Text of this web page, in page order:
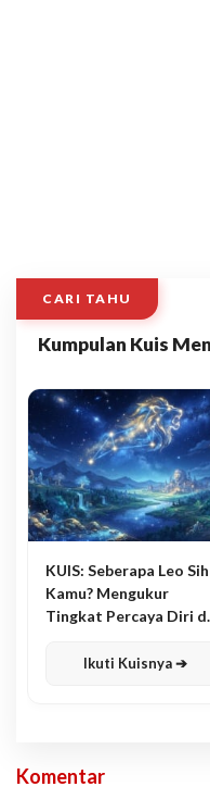
CARI TAHU
Kumpulan Kuis
KUIS: Seberapa Leo Sih
Kamu? Mengukur
Tingkat Percaya Diri
Ikuti Kuisnya ➔
Komentar